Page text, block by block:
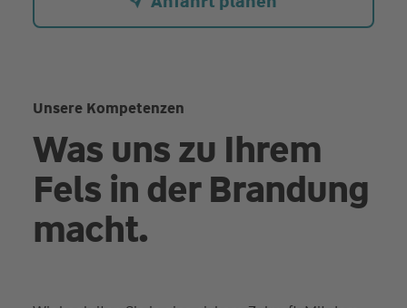
Unsere Kompetenzen
Was uns zu Ihrem
Fels in der Brandung
macht.